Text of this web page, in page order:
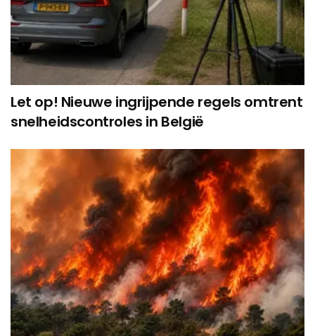
Let op! Nieuwe ingrijpende regels omtrent
snelheidscontroles in België